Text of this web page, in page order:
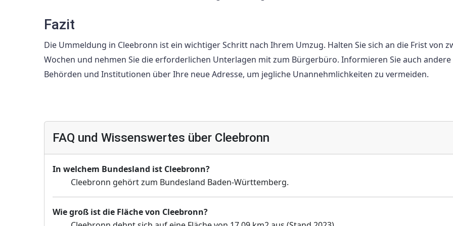
Fazit
Die Ummeldung in Cleebronn ist ein wichtiger Schritt nach Ihrem Umzug. Halten Sie sich an die Frist von
Wochen und nehmen Sie die erforderlichen Unterlagen mit zum Bürgerbüro. Informieren Sie auch andere
Behörden und Institutionen über Ihre neue Adresse, um jegliche Unannehmlichkeiten zu vermeiden.
FAQ und Wissenswertes über Cleebronn
In welchem Bundesland ist Cleebronn?
Cleebronn gehört zum Bundesland Baden-Württemberg.
Wie groß ist die Fläche von Cleebronn?